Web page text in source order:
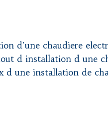
d'une chaudiere
d installation d une
d une installation de